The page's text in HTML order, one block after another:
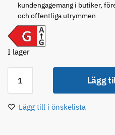
kundengagemang i butiker,
och offentliga utrymmen
I lager
Lägg
Lägg till i önskelista